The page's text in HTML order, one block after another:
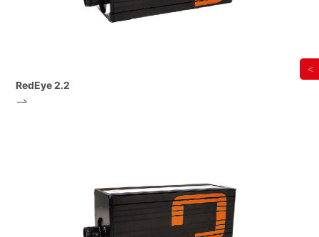
RedEye 2.2
<